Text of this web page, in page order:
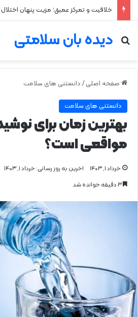
۲ علت شایع‌ کم‌شنوایی
دیده بان سلامتی
جستجو برای
صفحه اصلی / دانستنی های سلامت
دانستنی های سلامت
بهترین زمان برای
مواقعی است؟
خرداد ۱, ۱۴۰۳ اخرین به روز رسانی: خرداد ۱, ۱۴۰۳